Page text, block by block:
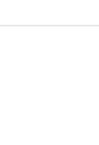
heute nicht